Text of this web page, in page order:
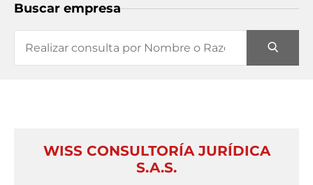
Buscar empresa
WISS CONSULTORÍA JURÍDICA
S.A.S.